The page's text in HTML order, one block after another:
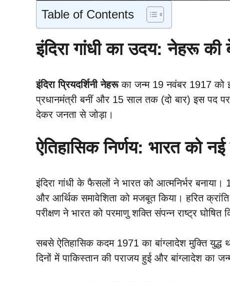
Table of Contents
इंदिरा गांधी का उदय: नेहरू
इंदिरा प्रियदर्शिनी नेहरूका जन्म 19 नवंबर 1917 को
प्रधानमंत्री बनीं और 15 साल तक (दो बार) इस पद
देकर जनता से जोड़ा।
ऐतिहासिक निर्णय: भारत को
इंदिरा गांधी के फैसलों ने भारत को आत्मनिर्भर
और आर्थिक समावेशिता को मजबूत किया। हरित
परीक्षण ने भारत को परमाणु शक्ति संपन्न राष्ट्र
सबसे ऐतिहासिक कदम 1971 का बांग्लादेश मुक्ति युद्ध
दिनों में पाकिस्तान की पराजय हुई और बांग्लादेश